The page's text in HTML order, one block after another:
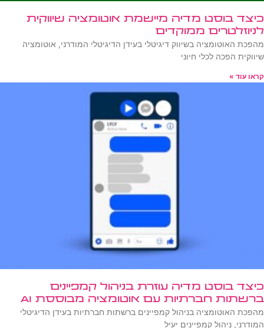
כיצד בוסט מדיה מיישמת אוטומציה שיווקית
לניוזלטרים ממוקדים
מהפכת האוטומציה בשיווק דיגיטלי בעידן הדיגיטלי המודרני, אוטומציה
שיווקית הפכה לכלי חיוני
קראו עוד »
כיצד בוסט מדיה עוזרת בניהול קמפיינים
ברשתות חברתיות עם אוטומציה מבוססת AI
מהפכת האוטומציה בניהול קמפיינים ברשתות חברתיות בעידן הדיגיטלי
המודרני, ניהול קמפיינים יעיל